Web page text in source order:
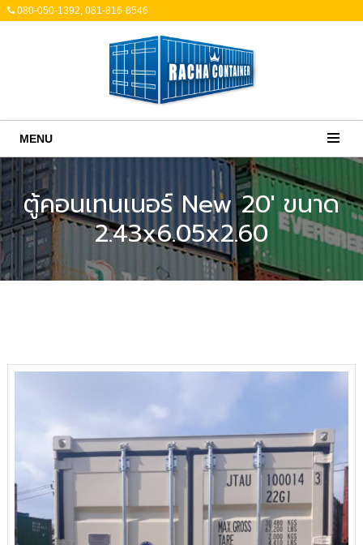
080-050-1392, 081-816-8546
MENU
ตู้คอนเทนเนอร์ New 20' ขนาด
2.43x6.05x2.60